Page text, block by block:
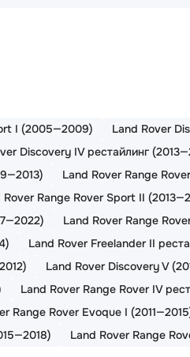
I (2005—2009)
Land Rover
Discovery IV рестайлинг
Land Rover Range
Rover Range Rover Sport II
Land Rover Range
Land Rover Freelander II
Land Rover Discovery V
Land Rover Range Rover IV
Range Rover Evoque I
Land Rover Range